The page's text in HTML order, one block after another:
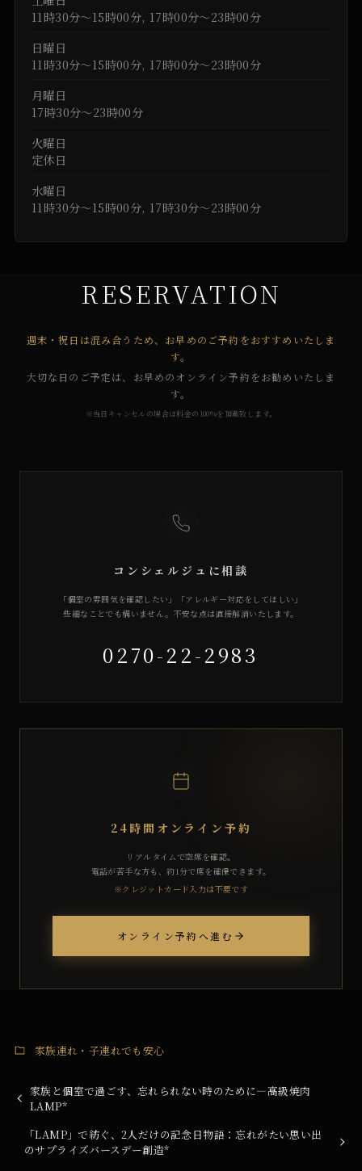
11時30分～15時00分, 17時00分～23時00分
日曜日
11時30分～15時00分, 17時00分～23時00分
月曜日
17時30分～23時00分
火曜日
定休日
水曜日
11時30分～15時00分, 17時30分～23時00分
RESERVATION
週末・祝日は混み合うため、お早めのご予約をおすすめいたしま
す。
大切な日のご予定は、お早めのオンライン予約をお勧めいたしま
す。
※当日キャンセルの場合は料金の100%を頂戴致します。
コンシェルジュに相談
「個室の雰囲気を確認したい」「アレルギー対応をしてほしい」
些細なことでも構いません。不安な点は直接解消いたします。
0270-22-2983
24時間オンライン予約
リアルタイムで空席を確認。
電話が苦手な方も、約1分で席を確保できます。
※クレジットカード入力は不要です
オンライン予約へ進む
家族連れ・子連れでも安心
家族と個室で過ごす、忘れられない時のために―高級焼肉
LAMP*
「LAMP」で紡ぐ、2人だけの記念日物語：忘れがたい思い出
のサプライズバースデー創造*